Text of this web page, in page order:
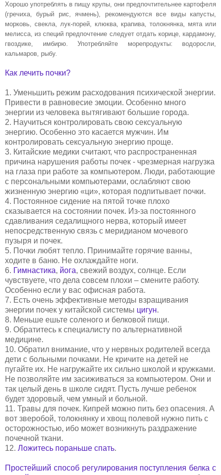
Хорошо употреб­лять в пищу крупы, они предпочти­тельнее картофеля
(гречиха, бурый рис, ячмень), рекомендуются все виды капусты,
морковь, свекла, лук-порей, клюква, крапива, толокнянка, мята или
мелисса, из специй предпочтение сле­дует отдать корице, кардамону,
гвоз­дике, имбирю. Употребляйте мореп­родукты: водоросли,
кальмаров, рыбу.
Как лечить почки?
1. Уменьшить режим расходования психической энергии.
Привести в равновесие эмоции. Особенно много
энергии из человека вытягивают большие города.
2. Научиться контролировать свою сексуальную
энергию. Особенно это касается мужчин. Им
контролировать сексуальную энергию проще.
3. Китайские медики считают, что распространенная
причина нарушения работы почек - чрезмерная нагрузка
на глаза при работе за компьютером. Люди, работающие
с персональными компьютерами, ослабляют свою
жизненную энергию «ци», которая подпитывает почки.
4. Постоянное сидение на пятой точке плохо
сказывается на состоянии почек. Из-за постоянного
сдавливания седалищного нерва, который имеет
непосредственную связь с меридианом мочевого
пузыря и почек.
5. Почки любят тепло. Принимайте горячие ванны,
ходите в баню. Не охлаждайте ноги.
6. Гимнастика, йога, свежий воздух, солнце. Если
чувствуете, что дела совсем плохи – смените работу.
Особенно если у вас офисная работа.
7. Есть очень эффективные методы взращивания
энергии почек у китайской системы цигун.
8. Меньше ешьте соленого и белковой пищи.
9. Обратитесь к специалисту по альтернативной
медицине.
10. Обратил внимание, что у нервных родителей всегда
дети с больными почками. Не кричите на детей не
пугайте их. Не нагружайте их сильно школой и кружками.
Не позволяйте им засиживаться за компьютером. Они и
так целый день в школе сидят. Пусть лучше ребенок
будет здоровый, чем умный и больной.
11. Травы для почек. Кипрей можно пить без опасения. А
вот зверобой, толокнянку и хвощ полевой нужно пить с
осторожностью, ибо может возникнуть раздражение
почечной ткани.
12. Ложитесь пораньше спать.
Простейший способ регулирования поступления белка с